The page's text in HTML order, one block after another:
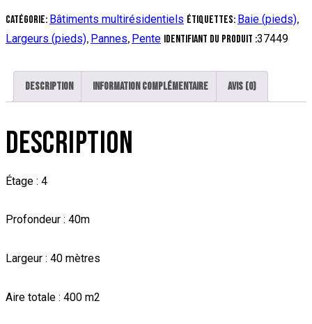
Catégorie: Bâtiments multirésidentiels Étiquettes: Baie (pieds),
Largeurs (pieds), Pannes, Pente Identifiant du produit :37449
Description Information complémentaire Avis (0)
DESCRIPTION
Étage : 4
Profondeur : 40m
Largeur : 40 mètres
Aire totale : 400 m2